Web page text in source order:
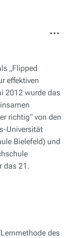
Aktionen
„Flipped
effektiven
2012 wurde das
richtig“ von den
Universität
Bielefeld) und
das 21.
des